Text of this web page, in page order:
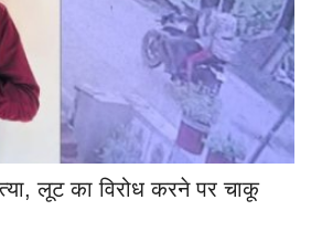
लूट का विरोध करने पर चाकू